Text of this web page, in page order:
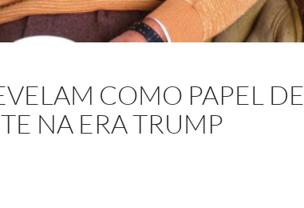
COMO PAPEL DE
NA ERA TRUMP